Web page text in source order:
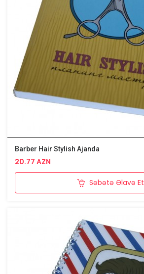
Barber Hair Stylish Ajanda
20.77 AZN
Səbətə Əlavə Et